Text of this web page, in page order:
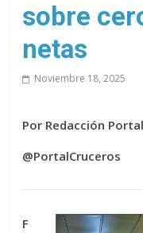
sobre
netas
Noviembre 18, 2025
Por Redacción
@PortalCruceros
F